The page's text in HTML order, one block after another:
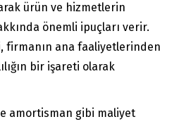
ürün ve hizmetlerin
önemli ipuçları verir.
firmanın ana faaliyetlerinden
bir işareti olarak
amortisman gibi maliyet